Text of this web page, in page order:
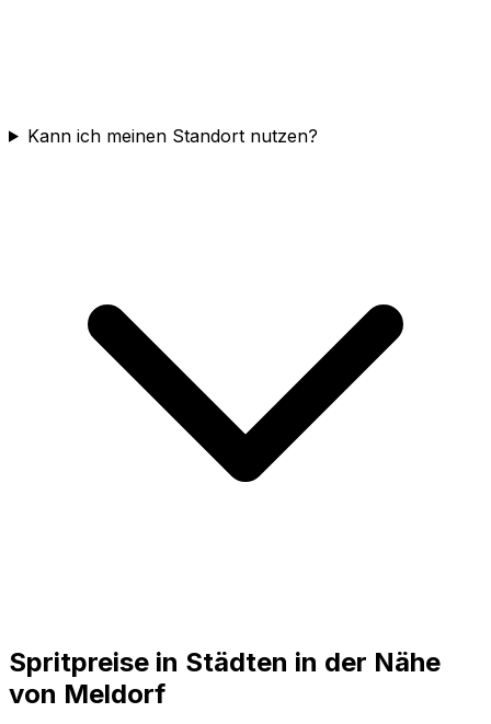
Kann ich meinen Standort nutzen?
Spritpreise in Städten in der Nähe
von Meldorf